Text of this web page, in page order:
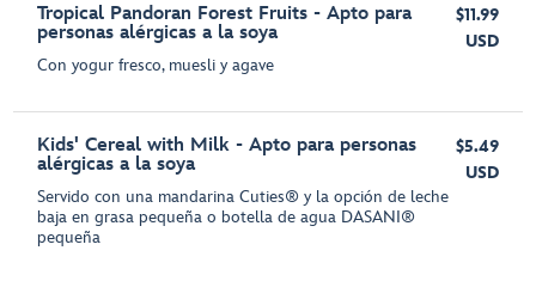
Tropical Pandoran Forest Fruits - Apto para
personas alérgicas a la soya
Con yogur fresco, muesli y agave
$11.99
USD
Kids' Cereal with Milk - Apto para personas
alérgicas a la soya
Servido con una mandarina Cuties® y la opción de leche
baja en grasa pequeña o botella de agua DASANI®
pequeña
$5.49
USD